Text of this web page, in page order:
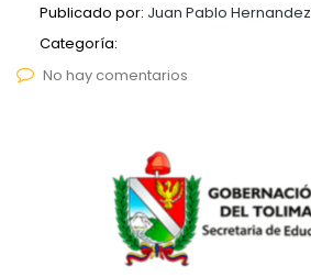
Publicado por: Juan Pablo Hernandez
Categoría:
No hay comentarios